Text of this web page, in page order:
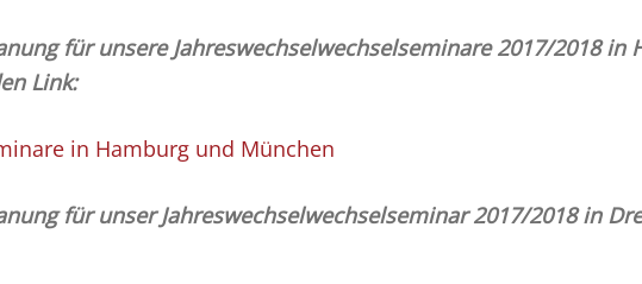
für unsere Jahreswechselwechselseminare 2017/2018
Link:
in Hamburg und München
für unser Jahreswechselwechselseminar 2017/2018 in